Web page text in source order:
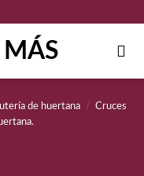
de huertana /
Cruces